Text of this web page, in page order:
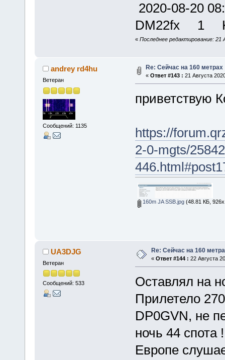
2020-08-
DM22fx 1
« Последнее редактирование:
andrey rd4hu
Ветеран
Сообщений: 1135
Re: Сейчас на 160 метрах
« Ответ #143 : 21 Августа
приветствую
https://
2-0-mgts/
160m JA SSB.jpg(48.81 КБ,
UA3DJG
Ветеран
Сообщений: 533
Re: Сейчас на 160
« Ответ #144 : 22 Августа
Оставлял на
Прилетело
DP0GVN, не
ночь 44 спота
Европе